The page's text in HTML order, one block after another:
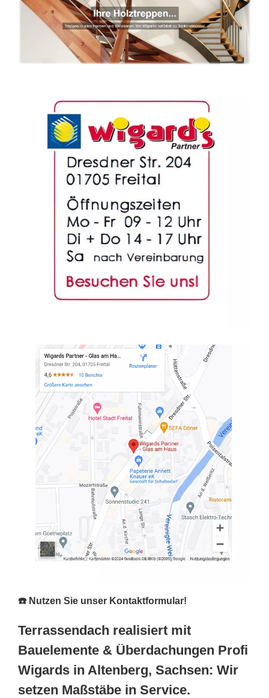
☎️ Nutzen Sie unser Kontaktformular!
Terrassendach realisiert mit
Bauelemente & Überdachungen Profi
Wigards in Altenberg, Sachsen: Wir
setzen Maßstäbe in Service.